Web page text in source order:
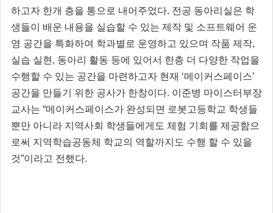
하고자 한개 층을 통으로 내어주었다. 전공 동아리실은 학
생들이 배운 내용을 실습할 수 있는 제작 및 소프트웨어 운
영 공간을 특화하여 학과별로 운영하고 있으며 작품 제작,
실습 실현, 동아리 활동 등에 있어서 한층 더 다양한 작업을
수행할 수 있는 공간을 마련하고자 현재 ‘메이커스페이스’
공간을 만들기 위한 공사가 한창이다. 이준병 마이스터부장
교사는 “메이커스페이스가 완성되면 로봇고등학교 학생들
뿐만 아니라 지역사회 학생들에게도 체험 기회를 제공함으
로써 지역학습공동체 학교의 역할까지도 수행 할 수 있을
것”이라고 전했다.